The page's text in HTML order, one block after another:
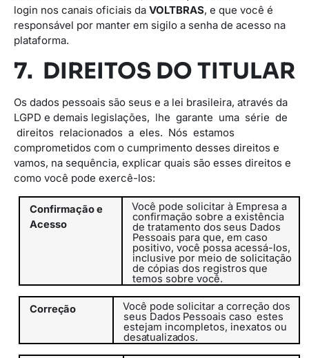
login nos canais oficiais da VOLTBRAS, e que você é
responsável por manter em sigilo a senha de acesso na
plataforma.
7. DIREITOS DO TITULAR
Os dados pessoais são seus e a lei brasileira, através da
LGPD e demais legislações, lhe garante uma série de
direitos relacionados a eles. Nós estamos
comprometidos com o cumprimento desses direitos e
vamos, na sequência, explicar quais são esses direitos e
como você pode exercê-los:
Confirmaçãoe
Acesso
Você pode solicitar à Empresa a
confirmação sobre a existência
de tratamento dos seus Dados
Pessoais para que, em caso
positivo, você possa acessá-los,
inclusive por meio de solicitação
de cópias dos registros que
temos sobre você.
Correção Você pode solicitar a correção dos
seus Dados Pessoais caso estes
estejam incompletos, inexatos ou
desatualizados.